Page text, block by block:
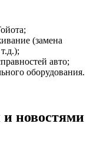
(замена
авто;
оборудования.
новостями